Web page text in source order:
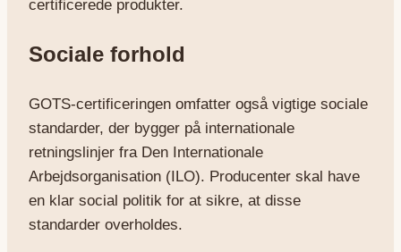
certificerede produkter.
Sociale forhold
GOTS-certificeringen omfatter også vigtige sociale
standarder, der bygger på internationale
retningslinjer fra Den Internationale
Arbejdsorganisation (ILO). Producenter skal have
en klar social politik for at sikre, at disse
standarder overholdes.